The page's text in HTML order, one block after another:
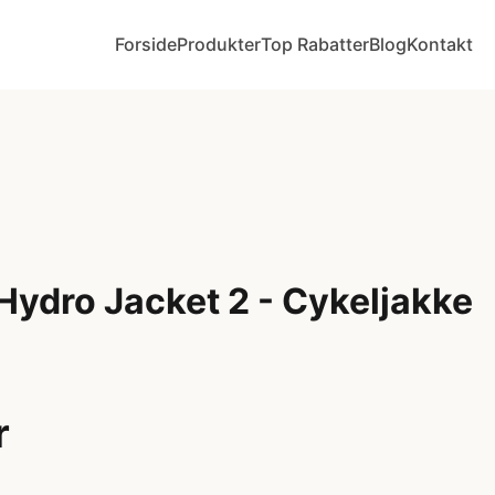
ForsideProdukterTop RabatterBlogKontakt
Jacket 2 - Cykeljakke